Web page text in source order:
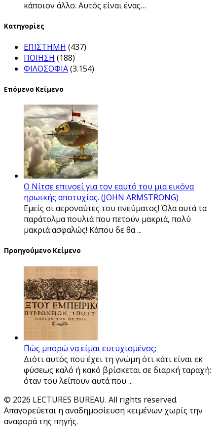
κάποιον άλλο. Αυτός είναι ένας…
Kατηγορίες
ΕΠΙΣΤΗΜΗ (437)
ΠΟΙΗΣΗ (188)
ΦΙΛΟΣΟΦΙΑ(3.154)
Επόμενο Κείμενο
Ο Νίτσε επινοεί για τον εαυτό του μια εικόνα
ηρωικής αποτυχίας. (JOHN ARMSTRONG)
Εμείς οι αεροναύτες του πνεύματος! Όλα αυτά τα
παράτολμα πουλιά που πετούν μακριά, πολύ
μακριά ασφαλώς! Κάπου δε θα ...
Προηγούμενο Κείμενο
Πώς μπορώ να είμαι ευτυχισμένος;
Διότι αυτός που έχει τη γνώμη ότι κάτι είναι εκ
φύσεως καλό ή κακό βρίσκεται σε διαρκή ταραχή:
όταν του λείπουν αυτά που ...
© 2026 LECTURES BUREAU. All rights reserved.
Απαγορεύεται η αναδημοσίευση κειμένων χωρίς την
αναφορά της πηγής.